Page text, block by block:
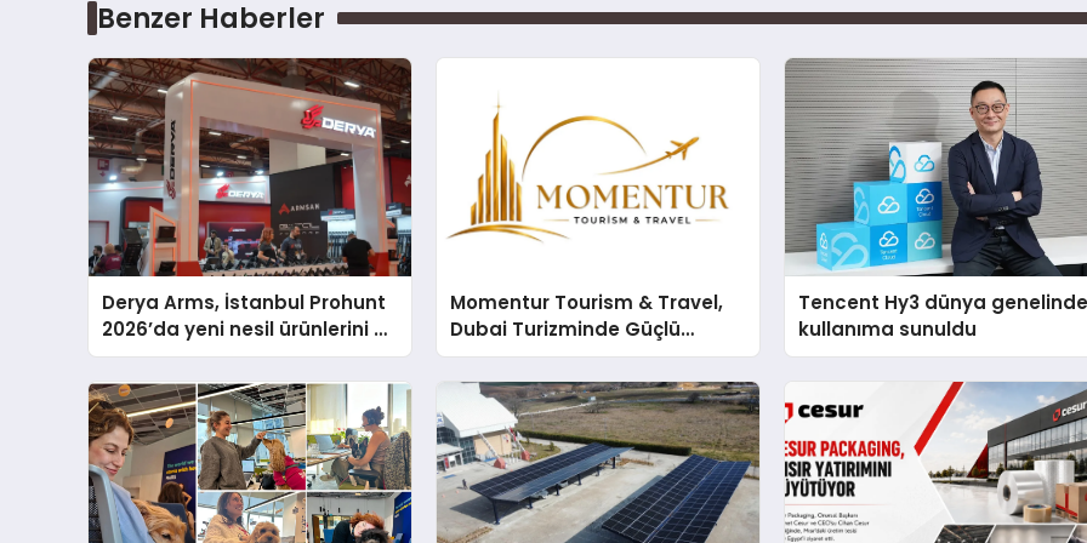
Benzer Haberler
Derya Arms, İstanbul Prohunt
2026’da yeni nesil ürünlerini ve
global marka vizyonunu
sergiledi
Momentur Tourism & Travel,
Dubai Turizminde Güçlü
Operasyon Ağıyla Fark
Yaratıyor
Tencent Hy3 dünya
kullanıma sunuldu